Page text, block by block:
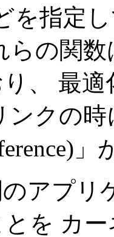
を指定
らの関
、 最
ンクの
アプリ
を カ